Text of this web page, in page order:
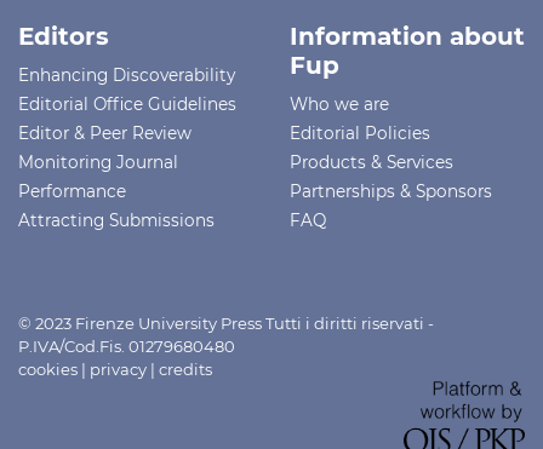
Editors
Enhancing Discoverability
Editorial Office Guidelines
Editor & Peer Review
Monitoring Journal
Performance
Attracting Submissions
Information about
Fup
Who we are
Editorial Policies
Products & Services
Partnerships & Sponsors
FAQ
© 2023 Firenze University Press Tutti i diritti riservati -
P.IVA/Cod.Fis. 01279680480
cookies | privacy | credits